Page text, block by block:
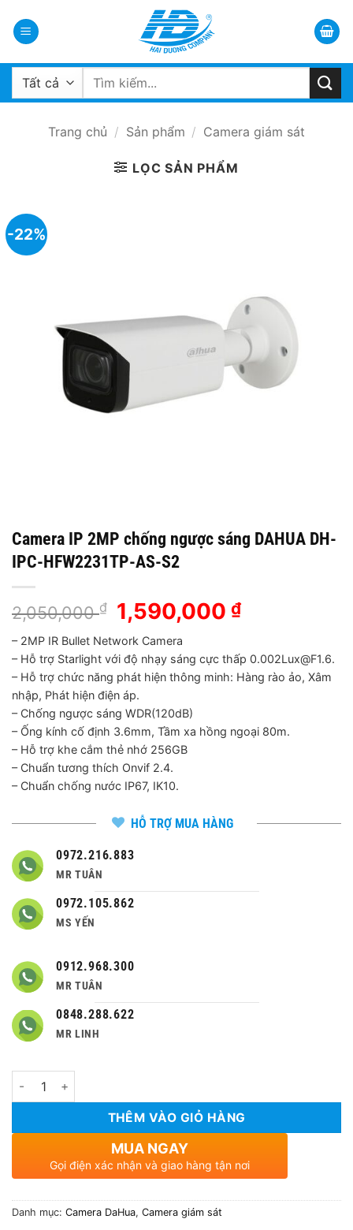
qua
dung
Tìm
Trang chủ / Sản phẩm / Camera giám sát
LỌC SẢN PHẨM
-22%
Camera IP 2MP chống ngược sáng DAHUA DH-
IPC-HFW2231TP-AS-S2
2,050,000₫
Giá
gốc
là:
2,050,000 ₫.
1,590,000₫Giá
là:
1,590,000
– 2MP IR Bullet Network Camera
– Hỗ trợ Starlight với độ nhạy sáng cực thấp 0.002Lux@F1.6.
– Hỗ trợ chức năng phát hiện thông minh: Hàng rào ảo, Xâm
nhập, Phát hiện điện áp.
– Chống ngược sáng WDR(120dB)
– Ống kính cố định 3.6mm, Tầm xa hồng ngoại 80m.
– Hỗ trợ khe cắm thẻ nhớ 256GB
– Chuẩn tương thích Onvif 2.4.
– Chuẩn chống nước IP67, IK10.
HỖ TRỢ MUA HÀNG
0972.216.883
MR TUÂN
0972.105.862
MS YẾN
0912.968.300
MR TUÂN
0848.288.622
MR LINH
Số lượng
THÊM VÀO GIỎ HÀNG
MUA NGAY
Gọi điện xác nhận và giao hàng tận nơi
Danh mục: Camera DaHua, Camera giám sát